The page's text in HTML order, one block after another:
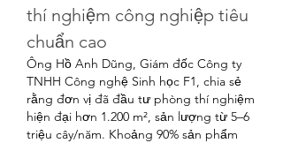
thí nghiệm công nghiệp tiêu
chuẩn cao
Ông Hồ Anh Dũng, Giám đốc Công ty
TNHH Công nghệ Sinh học F1, chia sẻ
rằng đơn vị đã đầu tư phòng thí nghiệm
hiện đại hơn 1.200 m², sản lượng từ 5–6
triệu cây/năm. Khoảng 90% sản phẩm